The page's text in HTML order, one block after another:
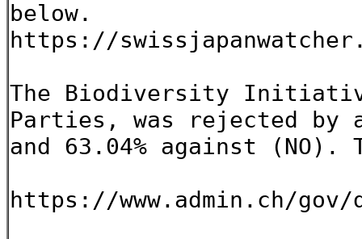
below.
https://
The Biodiversity
Parties, was rejected by
and 63.04% against (NO).
https://www.admin.ch/